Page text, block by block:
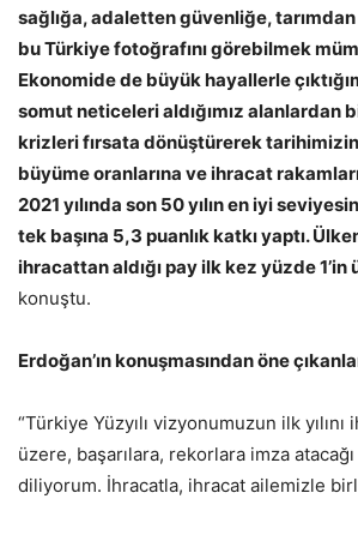
sağlığa, adaletten güvenliğe,
bu Türkiye fotoğrafını görebilmek
Ekonomide de büyük hayallerle
somut neticeleri aldığımız alanlardan
krizleri fırsata dönüştürerek
büyüme oranlarına ve ihracat
2021 yılında son 50 yılın en iyi
tek başına 5,3 puanlık katkı yaptı.
ihracattan aldığı pay ilk kez yüzde 1’in
konuştu.
Erdoğan’ın konuşmasından öne
“Türkiye Yüzyılı vizyonumuzun ilk
üzere, başarılara, rekorlara imza atacağı
diliyorum. İhracatla, ihracat ailemizle